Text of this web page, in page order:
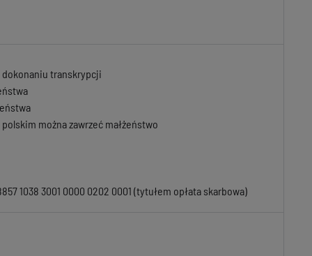
dokonaniu transkrypcji
można zawrzeć małżeństwo
1038 3001 0000 0202 0001 (tytułem opłata skarbowa)